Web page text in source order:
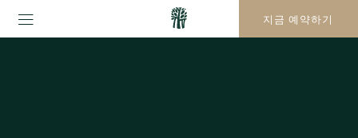
지금 예약하기